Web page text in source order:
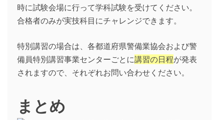
時に試験会場に行って学科試験を受けてください。
合格者のみが実技科目にチャレンジできます。
特別講習の場合は、各都道府県警備業協会および警
備員特別講習事業センターごとに講習の日程が発表
されますので、それぞれお問い合わせください。
まとめ